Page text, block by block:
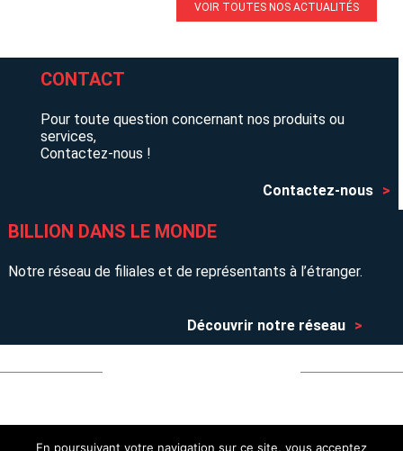
VOIR TOUTES NOS ACTUALITÉS
CONTACT
Pour toute question concernant nos produits ou
services,
Contactez-nous !
Contactez-nous
BILLION DANS LE MONDE
Notre réseau de filiales et de représentants à l’étranger.
Découvrir notre réseau
En poursuivant votre navigation sur ce site, vous acceptez